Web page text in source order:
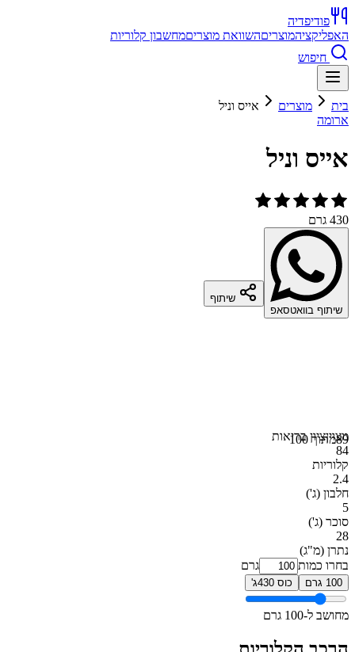
פודיפדיה
האפליקציהמוצריםהשוואת מוצריםמחשבון קלוריות
חיפוש
בית מוצרים
אייס וניל
ארומה
אייס וניל
430 גרם
שיתוף בוואטסאפ
שיתוף
89מתוך 100מצויןציון בריאות
84
קלוריות
2.4
חלבון (ג')
5
סוכר (ג')
28
נתרן (מ"ג)
בחרו כמות
גרם
100 גרם כוס 430ג'
מחושב ל-100 גרם